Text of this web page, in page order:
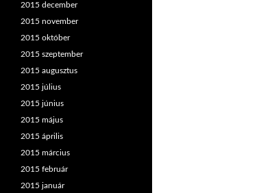
2015 december
2015 november
2015 október
2015 szeptember
2015 augusztus
2015 július
2015 június
2015 május
2015 április
2015 március
2015 február
2015 január